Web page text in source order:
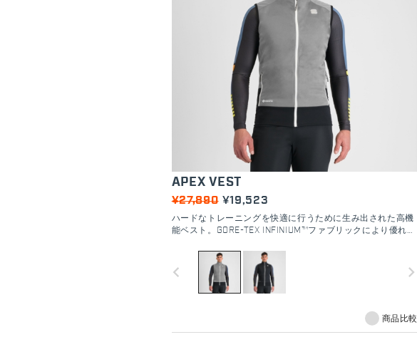
APEX VEST
¥27,890 ¥19,523
ハードなトレーニングを快適に行うために生み出された高機
能ベスト。GORE-TEX INFINIUM™ファブリックにより優れた
デザインされている。
navigate_before navigate_next
商品比較